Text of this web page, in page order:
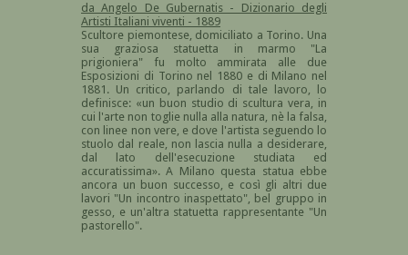
da Angelo De Gubernatis - Dizionario degli
Artisti Italiani viventi - 1889
Scultore piemontese, domiciliato a Torino. Una
sua graziosa statuetta in marmo "La
prigioniera" fu molto ammirata alle due
Esposizioni di Torino nel 1880 e di Milano nel
1881. Un critico, parlando di tale lavoro, lo
definisce: «un buon studio di scultura vera, in
cui l'arte non toglie nulla alla natura, nè la falsa,
con linee non vere, e dove l'artista seguendo lo
stuolo dal reale, non lascia nulla a desiderare,
dal lato dell'esecuzione studiata ed
accuratissima». A Milano questa statua ebbe
ancora un buon successo, e così gli altri due
lavori "Un incontro inaspettato", bel gruppo in
gesso, e un'altra statuetta rappresentante "Un
pastorello".